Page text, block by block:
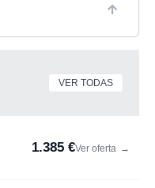
VER TODAS
1.385 €Ver oferta →